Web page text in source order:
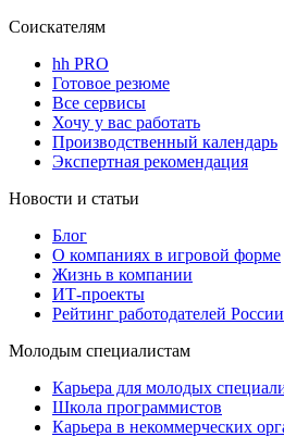
Соискателям
hh PRO
Готовое резюме
Все сервисы
Хочу у вас работать
Производственный календарь
Экспертная рекомендация
Новости и статьи
Блог
О компаниях в игровой форме
Жизнь в компании
ИТ-проекты
Рейтинг работодателей России
Молодым специалистам
Карьера для молодых
Школа программистов
Карьера в некоммерческих